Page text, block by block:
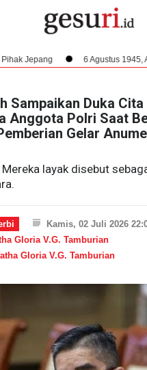
6 Agustus 1945, Alur
Sampaikan Duka
Anggota Polri Saat
Gelar
Mereka layak disebut
Kamis, 02 Juli 2026
Gloria V.G. Tamburian
Gloria V.G. Tamburian